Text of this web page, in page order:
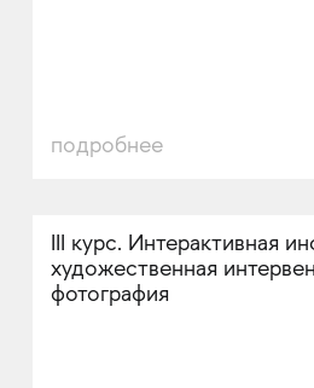
подробнее
III курс. Интерактивная
художественная
фотография